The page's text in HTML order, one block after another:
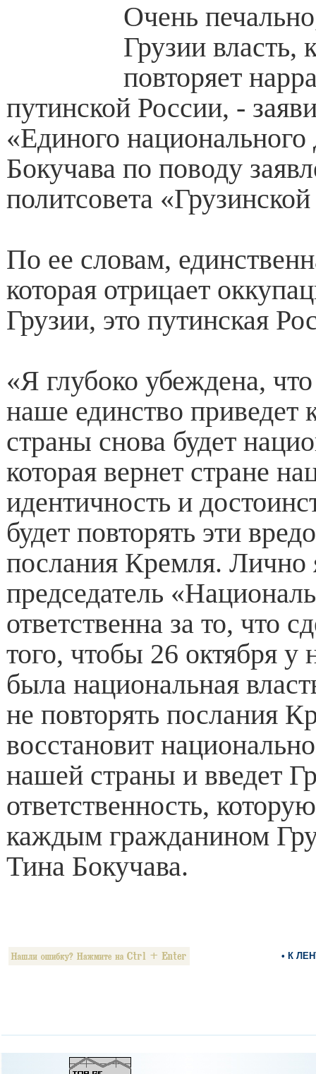
Очень
Грузии власть,
повторяет
путинской России, -
«Единого
Бокучава по поводу
политсовета
По ее словам,
которая отрицает
Грузии, это путинская
«Я глубоко убеждена,
наше единство приведет
страны снова будет
которая вернет стране
идентичность и
будет повторять эти
послания Кремля. Лично
председатель
ответственна за то, что
того, чтобы 26 октября
была национальная
не повторять послания
восстановит
нашей страны и введет
ответственность,
каждым гражданином
Тина Бокучава.
• К